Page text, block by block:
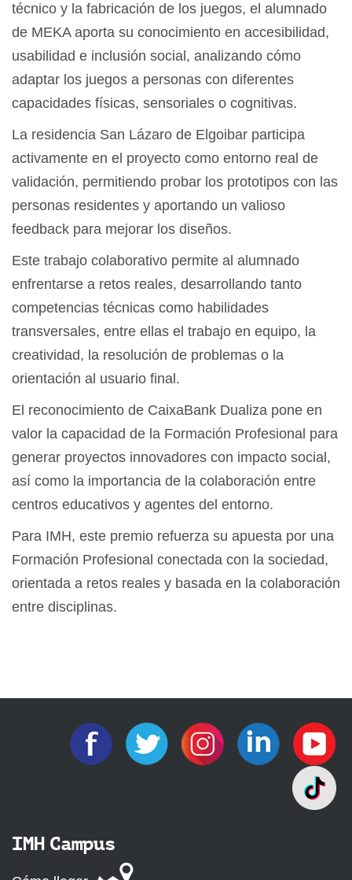
técnico y la fabricación de los juegos, el alumnado
de MEKA aporta su conocimiento en accesibilidad,
usabilidad e inclusión social, analizando cómo
adaptar los juegos a personas con diferentes
capacidades físicas, sensoriales o cognitivas.
La residencia San Lázaro de Elgoibar participa
activamente en el proyecto como entorno real de
validación, permitiendo probar los prototipos con las
personas residentes y aportando un valioso
feedback para mejorar los diseños.
Este trabajo colaborativo permite al alumnado
enfrentarse a retos reales, desarrollando tanto
competencias técnicas como habilidades
transversales, entre ellas el trabajo en equipo, la
creatividad, la resolución de problemas o la
orientación al usuario final.
El reconocimiento de CaixaBank Dualiza pone en
valor la capacidad de la Formación Profesional para
generar proyectos innovadores con impacto social,
así como la importancia de la colaboración entre
centros educativos y agentes del entorno.
Para IMH, este premio refuerza su apuesta por una
Formación Profesional conectada con la sociedad,
orientada a retos reales y basada en la colaboración
entre disciplinas.
IMH Campus